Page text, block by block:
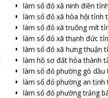
làm sổ đỏ xã ninh điền
làm sổ đỏ xã hòa hội tỉnh
làm sổ đỏ xã truông mít
làm sổ đỏ xã thạnh đức
làm sổ đỏ xã hưng thuận
làm hồ sơ đất hòa thành
làm sổ đỏ phường gò dầu
làm sổ đỏ phường an tịnh
làm sổ đỏ phường trảng